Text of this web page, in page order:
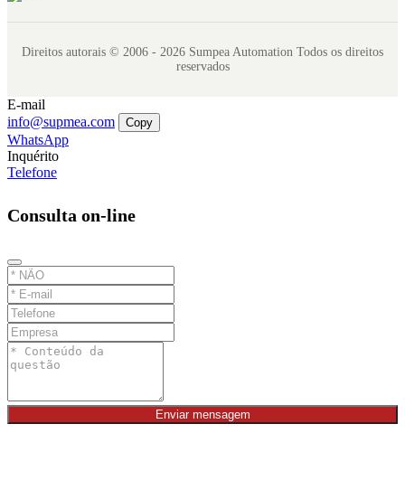
Direitos autorais © 2006 - 2026 Sumpea Automation Todos os direitos
reservados
E-mail
info@supmea.com
Copy
WhatsApp
Inquérito
Telefone
Consulta on-line
Enviar mensagem